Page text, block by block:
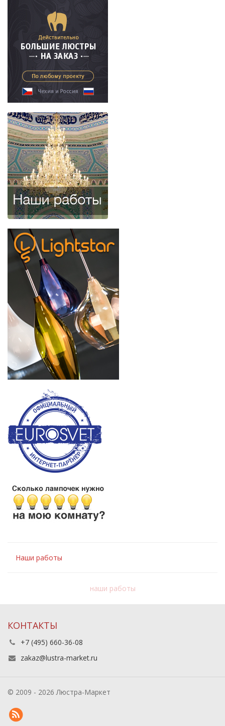
Наши работы
наши работы
КОНТАКТЫ
+7 (495) 660-36-08
zakaz@lustra-market.ru
© 2009 - 2026 Люстра-Маркет